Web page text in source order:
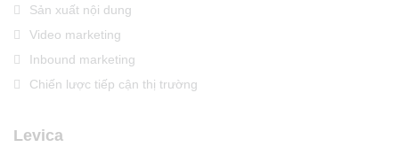
Sản xuất nội dung
Video marketing
Inbound marketing
Chiến lược tiếp cận thị trường
Levica